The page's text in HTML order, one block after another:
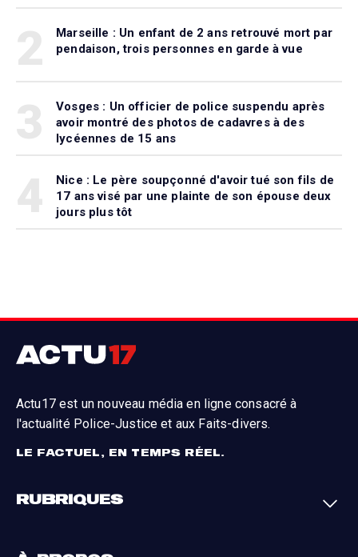
Marseille : Un enfant de 2 ans retrouvé mort par
pendaison, trois personnes en garde à vue
Vosges : Un officier de police suspendu après
avoir montré des photos de cadavres à des
lycéennes de 15 ans
Nice : Le père soupçonné d'avoir tué son fils de
17 ans visé par une plainte de son épouse deux
jours plus tôt
Actu17 est un nouveau média en ligne consacré à
l'actualité Police-Justice et aux Faits-divers.
LE FACTUEL, EN TEMPS RÉEL.
RUBRIQUES